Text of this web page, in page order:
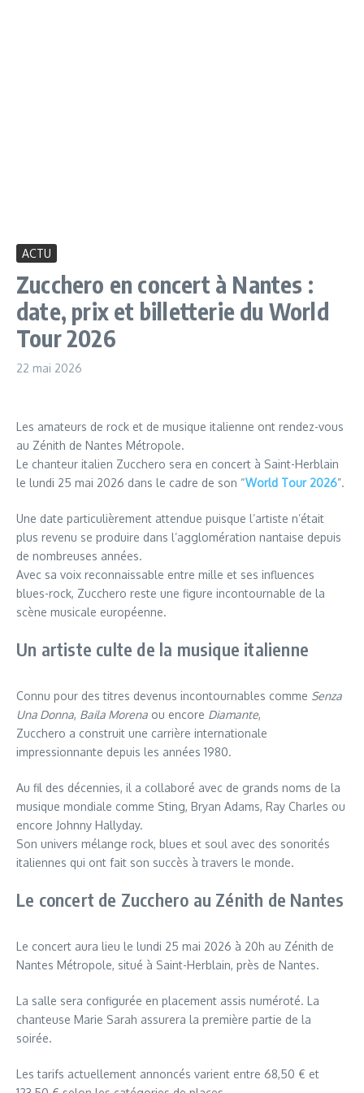
ACTU
Zucchero en concert à Nantes :
date, prix et billetterie du World
Tour 2026
22 mai 2026
Les amateurs de rock et de musique italienne ont rendez-vous
au Zénith de Nantes Métropole.
Le chanteur italien Zucchero sera en concert à Saint-Herblain
le lundi 25 mai 2026 dans le cadre de son “World Tour 2026”.
Une date particulièrement attendue puisque l’artiste n’était
plus revenu se produire dans l’agglomération nantaise depuis
de nombreuses années.
Avec sa voix reconnaissable entre mille et ses influences
blues-rock, Zucchero reste une figure incontournable de la
scène musicale européenne.
Un artiste culte de la musique italienne
Connu pour des titres devenus incontournables comme Senza
Una Donna, Baila Morena ou encore Diamante,
Zucchero a construit une carrière internationale
impressionnante depuis les années 1980.
Au fil des décennies, il a collaboré avec de grands noms de la
musique mondiale comme Sting, Bryan Adams, Ray Charles ou
encore Johnny Hallyday.
Son univers mélange rock, blues et soul avec des sonorités
italiennes qui ont fait son succès à travers le monde.
Le concert de Zucchero au Zénith de Nantes
Le concert aura lieu le lundi 25 mai 2026 à 20h au Zénith de
Nantes Métropole, situé à Saint-Herblain, près de Nantes.
La salle sera configurée en placement assis numéroté. La
chanteuse Marie Sarah assurera la première partie de la
soirée.
Les tarifs actuellement annoncés varient entre 68,50 € et